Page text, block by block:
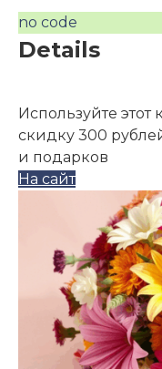
no code
Details
Используйте этот
скидку 300
и подарков
На сайт